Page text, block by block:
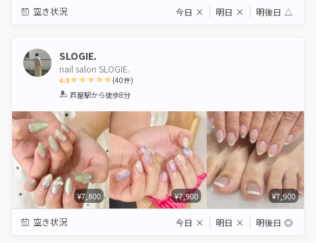
空き状況 今日 × 明日 × 明後日 △
SLOGIE.
nail salon SLOGIE.
4.9
1 2 3 4 5
(40件)
芦屋駅から徒歩8分
¥7,800 ¥7,900 ¥7,900
空き状況 今日 × 明日 × 明後日 ◎